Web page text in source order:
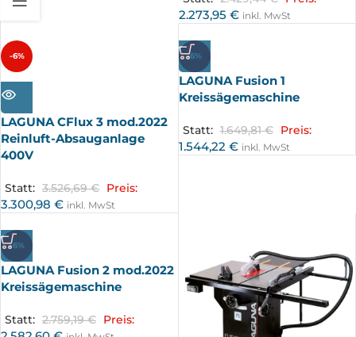
2.273,95 € inkl. MwSt
-6%
AUSV
ERKA
UFT
LAGUNA CFlux 3 mod.2022
Reinluft-Absauganlage
400V
Statt: 3.526,69€ Preis:
3.300,98 € inkl. MwSt
-6%
LAGUNA Fusion 1
Kreissägemaschine
Statt: 1.649,81€ Preis:
1.544,22 € inkl. MwSt
-6%
LAGUNA Fusion 2 mod.2022
Kreissägemaschine
Statt: 2.759,19€ Preis: